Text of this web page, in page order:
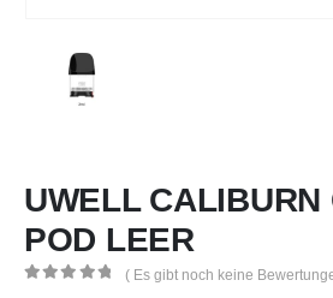
UWELL CALIBURN
POD LEER
( Es gibt noch keine